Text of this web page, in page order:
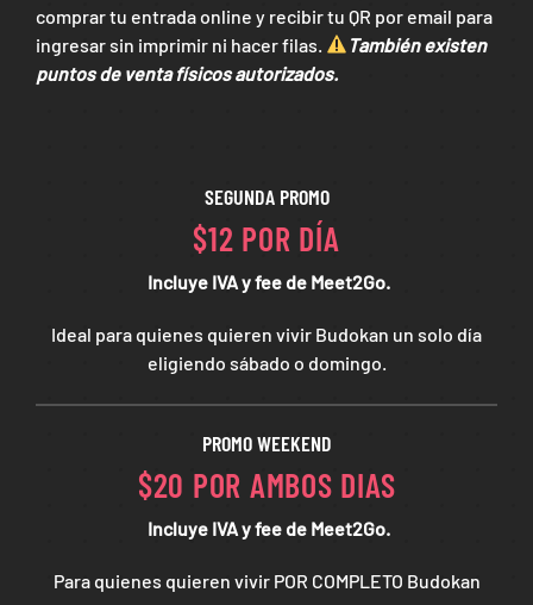
comprar tu entrada online y recibir tu QR por email para
ingresar sin imprimir ni hacer filas.
También existen
puntos de venta físicos autorizados.
SEGUNDA PROMO
$12 POR DÍA
Incluye IVA y fee de Meet2Go.
Ideal para quienes quieren vivir Budokan un solo día
eligiendo sábado o domingo.
PROMO WEEKEND
$20 POR AMBOS DIAS
Incluye IVA y fee de Meet2Go.
Para quienes quieren vivir POR COMPLETO Budokan